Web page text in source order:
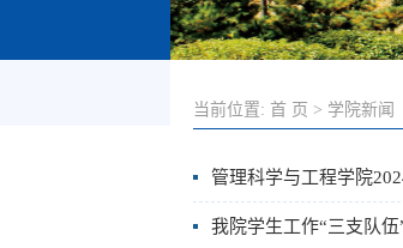
当前位置: 首 页 > 学院新闻
管理科学与工程学院
我院学生工作“三支队